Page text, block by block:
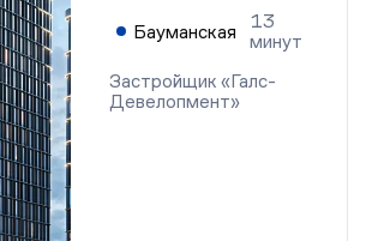
Бауманская
13
минут
Застройщик «Галс-
Девелопмент»